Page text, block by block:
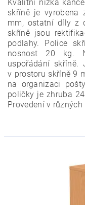
Kvalitní nízká
skříně je vyrobena
mm, ostatní díly z
skříně jsou
podlahy. Police
nosnost 20 kg.
uspořádání skříně.
v prostoru skříně 9
na organizaci
poličky je zhruba
Provedení v